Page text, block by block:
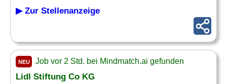
▶ Zur Stellenanzeige
NEU Job vor 2 Std. bei Mindmatch.ai gefunden
Lidl Stiftung Co KG